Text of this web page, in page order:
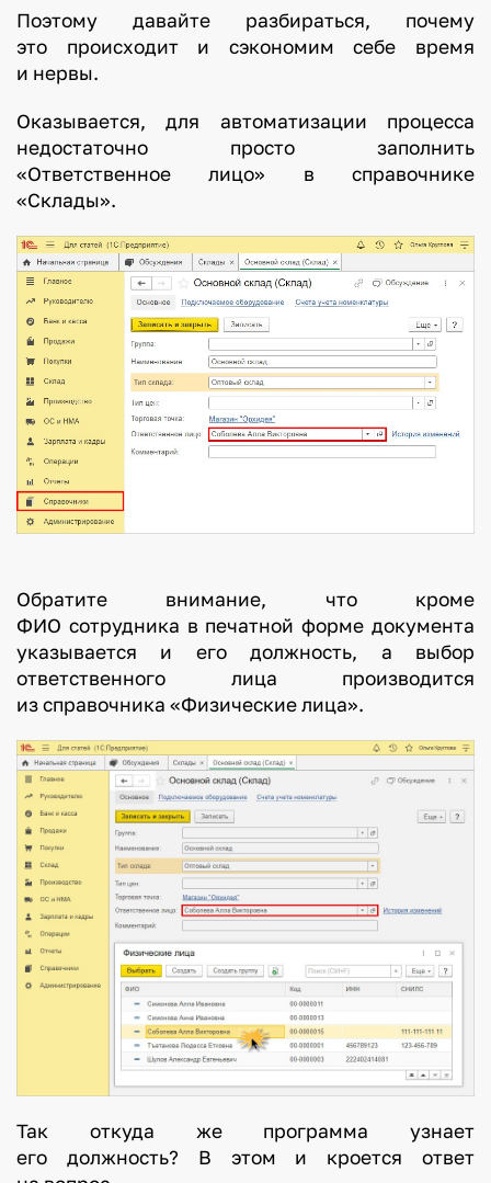
Поэтому давайте разбираться, почему
это происходит и сэкономим себе время
и нервы.
Оказывается, для автоматизации процесса
недостаточно просто заполнить
«Ответственное лицо» в справочнике
«Склады».
Обратите внимание, что кроме
ФИО сотрудника в печатной форме документа
указывается и его должность, а выбор
ответственного лица производится
из справочника «Физические лица».
Так откуда же программа узнает
его должность? В этом и кроется ответ